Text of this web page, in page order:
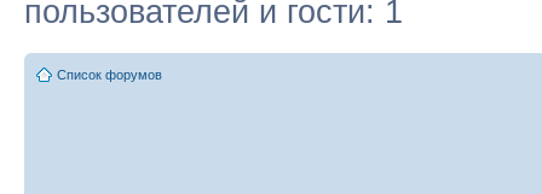
пользователей и гости: 1
Список форумов